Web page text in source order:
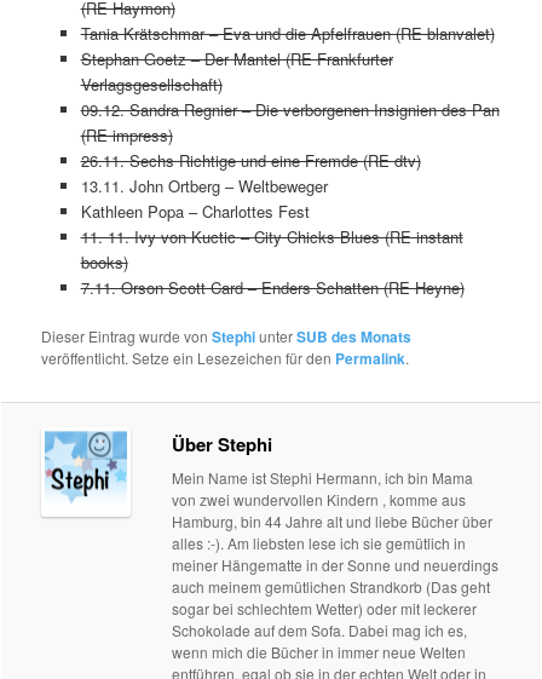
(RE Haymon)
Tania Krätschmar – Eva und die Apfelfrauen (RE blanvalet)
Stephan Goetz – Der Mantel (RE Frankfurter
Verlagsgesellschaft)
09.12. Sandra Regnier – Die verborgenen Insignien des Pan
(RE impress)
26.11. Sechs Richtige und eine Fremde (RE dtv)
13.11. John Ortberg – Weltbeweger
Kathleen Popa – Charlottes Fest
11. 11. Ivy von Kuctic – City Chicks Blues (RE instant
books)
7.11. Orson Scott Card – Enders Schatten (RE Heyne)
Dieser Eintrag wurde vonStephiunterSUB des Monats
veröffentlicht. Setze ein Lesezeichen für den Permalink.
Über Stephi
Mein Name ist Stephi Hermann, ich bin Mama
von zwei wundervollen Kindern , komme aus
Hamburg, bin 44 Jahre alt und liebe Bücher über
alles :-). Am liebsten lese ich sie gemütlich in
meiner Hängematte in der Sonne und neuerdings
auch meinem gemütlichen Strandkorb (Das geht
sogar bei schlechtem Wetter) oder mit leckerer
Schokolade auf dem Sofa. Dabei mag ich es,
wenn mich die Bücher in immer neue Welten
entführen, egal ob sie in der echten Welt oder in